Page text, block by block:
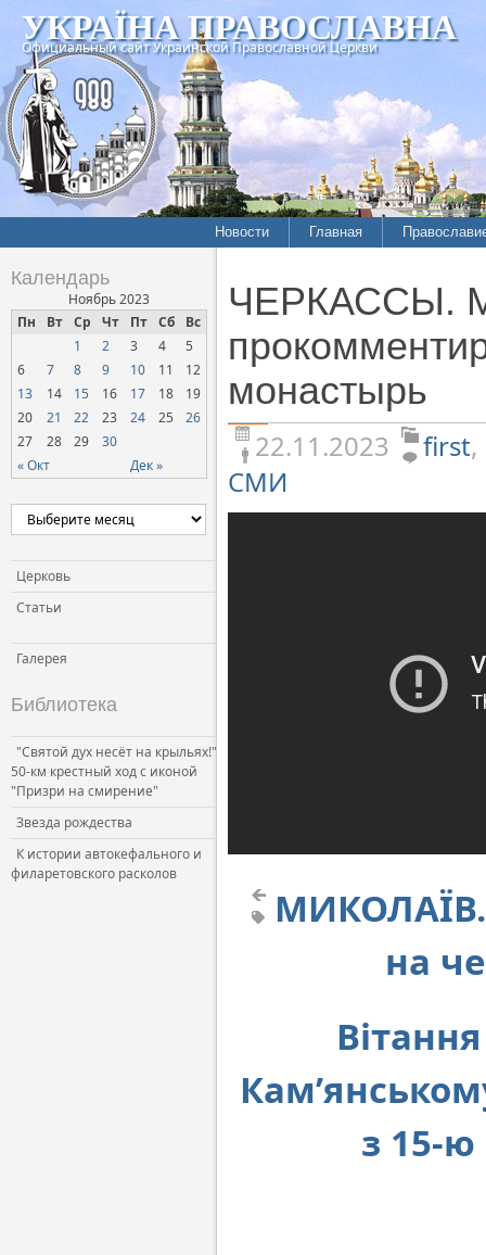
УКРАЇНА ПРАВОСЛАВНА
Официальный сайт Украинской Православной Церкви
Новости
Межконфессиональные
отношения
Нарушения прав
верующих
Официальная хроника
Расколы, ереси, секты
СОЦИАЛЬНОЕ
СЛУЖЕНИЕ
Церковь и власть
Главная
История
Хроники
Календарь
Ноябрь 2023
Пн
Вт Ср Чт Пт Сб Вс
« Окт Дек »
1 2 3 4
5
6
7 8 9 10 11
12
13
14 15 16 17 18
19
20
21 22 23 24 25
26
27
28 29 30
Церковь
Статьи
Галерея
Библиотека
"Святой дух несёт на крыльях!"
50-км крестный ход с иконой
"Призри на смирение"
Звезда рождества
К истории автокефального и
филаретовского расколов
ЧЕРКАССЫ.
монастырь
22.11.2023 first,
СМИ
МИКОЛАЇВ.
на
з 15-ю